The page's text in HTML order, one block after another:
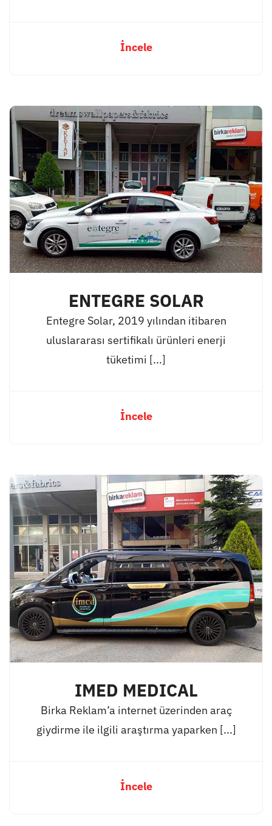
İncele
ENTEGRE SOLAR
Entegre Solar, 2019 yılından itibaren
uluslararası sertifikalı ürünleri enerji
tüketimi [...]
İncele
IMED MEDICAL
Birka Reklam’a internet üzerinden araç
giydirme ile ilgili araştırma yaparken [...]
İncele